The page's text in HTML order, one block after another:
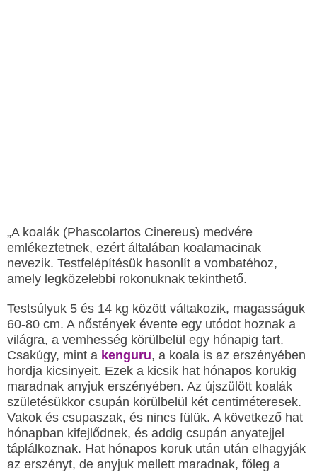
„A koalák (Phascolartos Cinereus) medvére
emlékeztetnek, ezért általában koalamacinak
nevezik. Testfelépítésük hasonlít a vombatéhoz,
amely legközelebbi rokonuknak tekinthető.
Testsúlyuk 5 és 14 kg között váltakozik, magasságuk
60-80 cm. A nőstények évente egy utódot hoznak a
világra, a vemhesség körülbelül egy hónapig tart.
Csakúgy, mint a kenguru, a koala is az erszényében
hordja kicsinyeit. Ezek a kicsik hat hónapos korukig
maradnak anyjuk erszényében. Az újszülött koalák
születésükkor csupán körülbelül két centiméteresek.
Vakok és csupaszak, és nincs fülük. A következő hat
hónapban kifejlődnek, és addig csupán anyatejjel
táplálkoznak. Hat hónapos koruk után után elhagyják
az erszényt, de anyjuk mellett maradnak, főleg a